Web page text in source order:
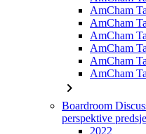
AmCham
AmCham
AmCham
AmCham
AmCham
AmCham
chevron_right
Boardroom
perspektive
2022